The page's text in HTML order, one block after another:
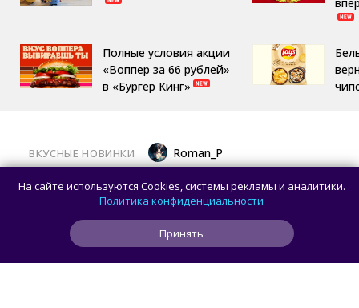
Полные условия акции
«Воппер за 66 рублей»
в «Бургер Кинг»
ВКУСНЫЕ НОВИНКИ Roman_P
Московский ресторан начал заигрывать
с ожиданиями гостей, готовя фейковый
На сайте используются Cookies, системы рекламы и аналитики.
Политика конфиденциальности
Принять